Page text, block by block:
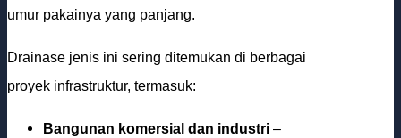
umur pakainya yang panjang.
Drainase jenis ini sering ditemukan di berbagai
proyek infrastruktur, termasuk:
Bangunan komersial dan industri –